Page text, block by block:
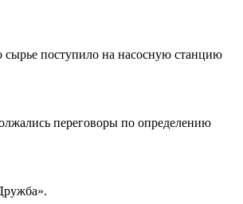
сырье поступило на насосную станцию
переговоры по определению